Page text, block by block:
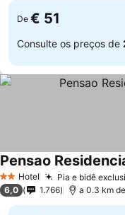
De € 51
Consulte os preços de
2 Estrelas
Hotel Pia e bidê
Pensao
6,0 1.766 a 0.3 km